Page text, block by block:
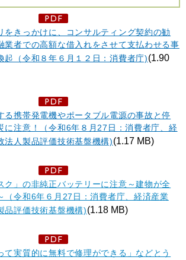
きっかけに、コンサルティング契約の勧
業者での高額な借入れをさせて支払わせる事
起（令和８年６月１２日：消費者庁)(1.90
携帯発電機やポータブル電源の事故と停
に注意！（令和6年８月27日：消費者庁、経
法人製品評価技術基盤機構)(1.17 MB)
」の非純正バッテリーに注意～建物が全
（令和6年６月27日：消費者庁、経済産業
品評価技術基盤機構)(1.18 MB)
実質的に無料で修理ができる」などとう